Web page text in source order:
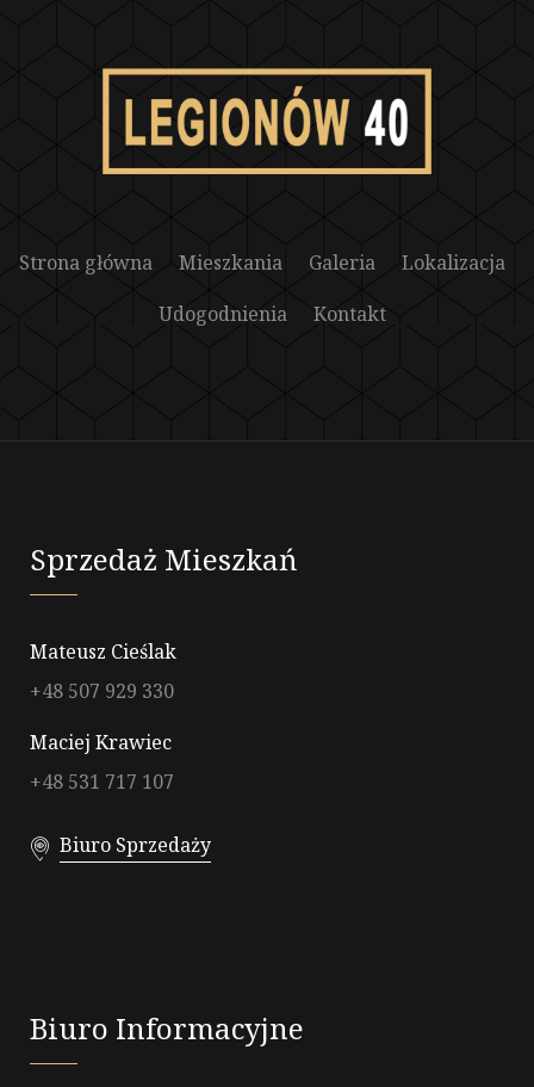
Strona główna Mieszkania Galeria
Lokalizacja
Udogodnienia
Kontakt
Sprzedaż Mieszkań
Mateusz Cieślak
+48 507 929 330
Maciej Krawiec
+48 531 717 107
Biuro Sprzedaży
Biuro Informacyjne